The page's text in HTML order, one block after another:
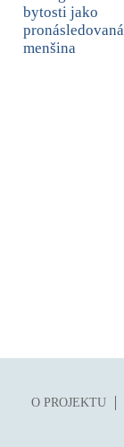
O PROJEKTU